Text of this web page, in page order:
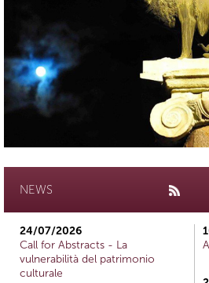
NEWS
24/07/2026
Call for Abstracts - La
vulnerabilità del patrimonio
culturale